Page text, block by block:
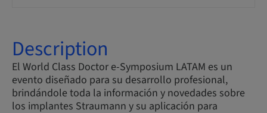
Description
El World Class Doctor e-Symposium LATAM es un
evento diseñado para su desarrollo profesional,
brindándole toda la información y novedades sobre
los implantes Straumann y su aplicación para